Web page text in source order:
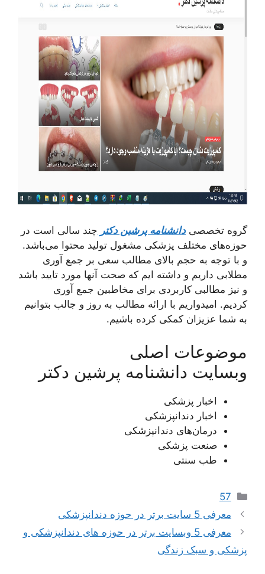
گروه تخصصی دانشنامه پرشین دکتر چند سالی است در
حوزه‌های مختلف پزشکی مشغول تولید محتوا می‌باشد.
و با توجه به حجم بالای مطالب سعی بر جمع آوری
مطلابی داریم و داشته ایم که صحت آنها مورد تایید باشد
و نیز مطالبی کاربردی برای مخاطبین جمع آوری
کردیم. امیدواریم با ارائه مطالب به روز و جالب بتوانیم
به شما عزیزان کمکی کرده باشیم.
موضوعات اصلی
وبسایت دانشنامه پرشین دکتر
اخبار پزشکی
اخبار دندانپزشکی
درمان‌های دندانپزشکی
صنعت پزشکی
طب سنتی
دسته‌ها
57
معرفی 5 سایت برتر در حوزه دندانپزشکی
معرفی 5 وبسایت برتر در حوزه های دندانپزشکی و
پزشکی و سبک زندگی